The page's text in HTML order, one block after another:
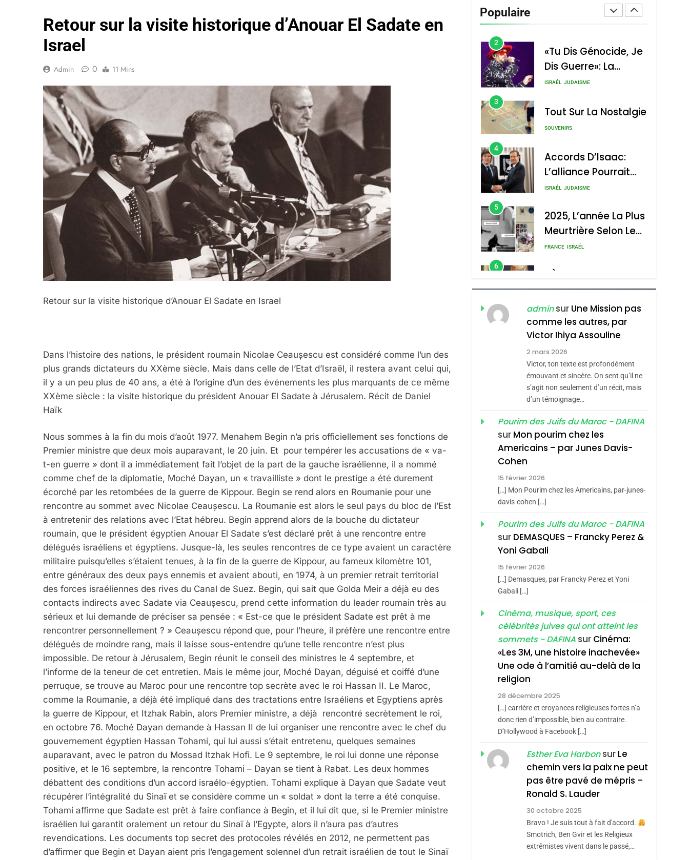
Retour sur la visite historique d’Anouar El Sadate en
Israel
Admin 0 11 Mins
Retour sur la visite historique d’Anouar El Sadate en Israel
Dans l’histoire des nations, le président roumain Nicolae Ceaușescu est considéré comme l’un des
plus grands dictateurs du XXème siècle. Mais dans celle de l’Etat d’Israël, il restera avant celui qui,
il y a un peu plus de 40 ans, a été à l’origine d’un des événements les plus marquants de ce même
XXème siècle : la visite historique du président Anouar El Sadate à Jérusalem. Récit de Daniel
Haïk
Nous sommes à la fin du mois d’août 1977. Menahem Begin n’a pris officiellement ses fonctions de
Premier ministre que deux mois auparavant, le 20 juin. Et pour tempérer les accusations de « va-
t-en guerre » dont il a immédiatement fait l’objet de la part de la gauche israélienne, il a nommé
comme chef de la diplomatie, Moché Dayan, un « travailliste » dont le prestige a été durement
écorché par les retombées de la guerre de Kippour. Begin se rend alors en Roumanie pour une
rencontre au sommet avec Nicolae Ceaușescu. La Roumanie est alors le seul pays du bloc de l’Est
à entretenir des relations avec l’Etat hébreu. Begin apprend alors de la bouche du dictateur
roumain, que le président égyptien Anouar El Sadate s’est déclaré prêt à une rencontre entre
délégués israéliens et égyptiens. Jusque-là, les seules rencontres de ce type avaient un caractère
militaire puisqu’elles s’étaient tenues, à la fin de la guerre de Kippour, au fameux kilomètre 101,
entre généraux des deux pays ennemis et avaient abouti, en 1974, à un premier retrait territorial
des forces israéliennes des rives du Canal de Suez. Begin, qui sait que Golda Meir a déjà eu des
contacts indirects avec Sadate via Ceaușescu, prend cette information du leader roumain très au
sérieux et lui demande de préciser sa pensée : « Est-ce que le président Sadate est prêt à me
rencontrer personnellement ? » Ceaușescu répond que, pour l’heure, il préfère une rencontre entre
délégués de moindre rang, mais il laisse sous-entendre qu’une telle rencontre n’est plus
impossible. De retour à Jérusalem, Begin réunit le conseil des ministres le 4 septembre, et
l’informe de la teneur de cet entretien. Mais le même jour, Moché Dayan, déguisé et coiffé d’une
perruque, se trouve au Maroc pour une rencontre top secrète avec le roi Hassan II. Le Maroc,
comme la Roumanie, a déjà été impliqué dans des tractations entre Israéliens et Egyptiens après
la guerre de Kippour, et Itzhak Rabin, alors Premier ministre, a déjà rencontré secrètement le roi,
en octobre 76. Moché Dayan demande à Hassan II de lui organiser une rencontre avec le chef du
gouvernement égyptien Hassan Tohami, qui lui aussi s’était entretenu, quelques semaines
auparavant, avec le patron du Mossad Itzhak Hofi. Le 9 septembre, le roi lui donne une réponse
positive, et le 16 septembre, la rencontre Tohami – Dayan se tient à Rabat. Les deux hommes
débattent des conditions d’un accord israélo-égyptien. Tohami explique à Dayan que Sadate veut
récupérer l’intégralité du Sinaï et se considère comme un « soldat » dont la terre a été conquise.
Tohami affirme que Sadate est prêt à faire confiance à Begin, et il lui dit que, si le Premier ministre
israélien lui garantit oralement un retour du Sinaï à l’Egypte, alors il n’aura pas d’autres
revendications. Les documents top secret des protocoles révélés en 2012, ne permettent pas
d’affirmer que Begin et Dayan aient pris l’engagement solennel d’un retrait israélien de tout le Sinaï
Populaire
Vanessa De Loya
2
«Tu Dis Génocide, Je
Dis Guerre»: La
Nouvelle Chanson De
ISRAÉL JUDAISME
3
Tout Sur La Nostalgie
SOUVENIRS
4
Accords D’Isaac:
L’alliance Pourrait
S’étendre À 13 Pays
ISRAÉL JUDAISME
5
2025, L’année La Plus
Meurtrière Selon Le
Rapport D’ADL
FRANCE ISRAÉL
6
FIÈRE, DIGNE ET
RÉSILIENTE :
POURQUOI JE
REVENDIQUE MA
JUDAÏTE Par Thérèse
Zrihen-Dvir
ISRAÉL JUDAISME
CE QUI NOUS
MANQUE – Jacques
Hadida
JUDAISME
Maroc : Les Amandes
De Tafraout, Le Miel
De Tadla Azilal
Consacrés Produits
Du Terroir
DAFINA MAROC
Oeil Ravageur –
2
Dis Guerre»: La
Nouvelle Chanson De
Boy George
ISRAÉL JUDAISME
Accords D’Isaac:
L’alliance Pourrait
S’étendre À 13 Pays
D’Amérique Latine
ISRAÉL JUDAISME
5
Meurtrière Selon Le
Rapport D’ADL
Contre
L’antisémitisme
FRANCE ISRAÉL
FIÈRE, DIGNE ET
RÉSILIENTE :
POURQUOI JE
REVENDIQUE MA
JUDAÏTE Par Thérèse
Zrihen-Dvir
ISRAÉL JUDAISME
CE QUI NOUS
MANQUE – Jacques
Hadida
JUDAISME
Maroc : Les Amandes
adminsur Une Mission pas
comme les autres, par
Victor Ihiya Assouline
2 mars 2026
Victor, ton texte est profondément
émouvant et sincère. On sent qu’il ne
s’agit non seulement d’un récit, mais
d’un témoignage…
Pourim des Juifs du Maroc - DAFINA
sur Mon pourim chez les
Americains – par Junes Davis-
Cohen
15 février 2026
[…] Mon Pourim chez les Americains, par-junes-
davis-cohen […]
Pourim des Juifs du Maroc - DAFINA
sur DEMASQUES – Francky Perez &
Yoni Gabali
15 février 2026
[…] Demasques, par Francky Perez et Yoni
Gabali […]
Cinéma, musique, sport, ces
célébrités juives qui ont atteint les
sommets - DAFINA sur Cinéma:
«Les 3M, une histoire inachevée»
Une ode à l’amitié au-delà de la
religion
28 décembre 2025
[…] carrière et croyances religieuses fortes n’a
donc rien d’impossible, bien au contraire.
D’Hollywood à Facebook […]
Esther Eva Harbonsur Le
chemin vers la paix ne peut
pas être pavé de mépris –
Ronald S. Lauder
30 octobre 2025
Bravo ! Je suis tout à fait d'accord.
Smotrich, Ben Gvir et les Religieux
extrêmistes vivent dans le passé,…